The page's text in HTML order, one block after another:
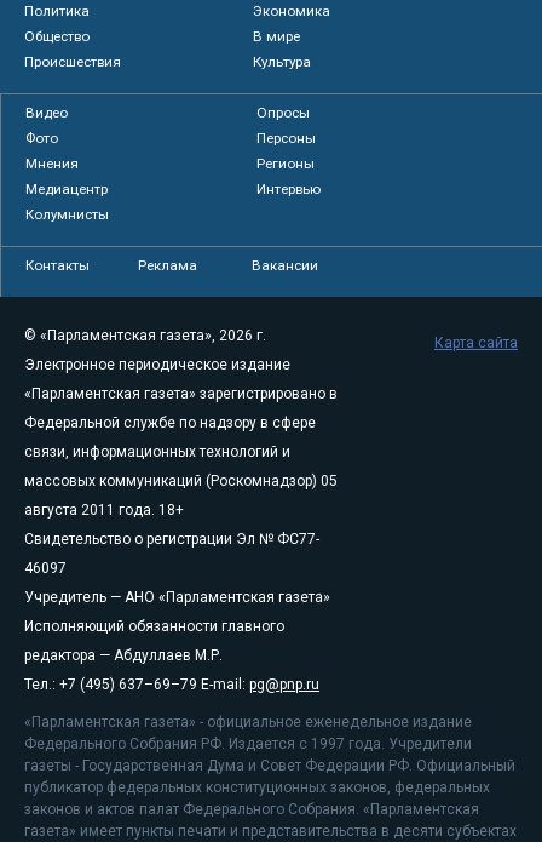
Политика
Экономика
Общество
В мире
Происшествия
Культура
Видео
Опросы
Фото
Персоны
Мнения
Регионы
Медиацентр
Интервью
Колумнисты
Контакты Реклама Вакансии
© «Парламентская газета», 2026 г.
Электронное периодическое издание
«Парламентская газета» зарегистрировано в
Федеральной службе по надзору в сфере
связи, информационных технологий и
массовых коммуникаций (Роскомнадзор) 05
августа 2011 года. 18+
Свидетельство о регистрации Эл № ФС77-
46097
Учредитель — АНО «Парламентская газета»
Исполняющий обязанности главного
редактора — Абдуллаев М.Р.
Тел.: +7 (495) 637–69–79 E-mail: pg@pnp.ru
«Парламентская газета» - официальное еженедельное издание
Федерального Собрания РФ. Издается с 1997 года. Учредители
газеты - Государственная Дума и Совет Федерации РФ. Официальный
публикатор федеральных конституционных законов, федеральных
законов и актов палат Федерального Собрания. «Парламентская
газета» имеет пункты печати и представительства в десяти субъектах
Карта сайта